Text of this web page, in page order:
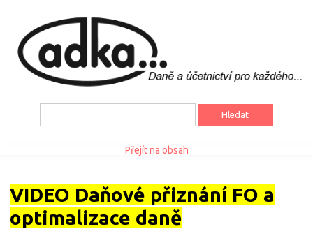
Vyhledávání
Přejít na obsah
VIDEO Daňové přiznání FO a
optimalizace daně